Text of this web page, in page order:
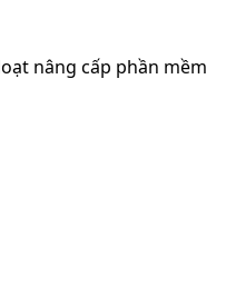
nâng cấp phần mềm